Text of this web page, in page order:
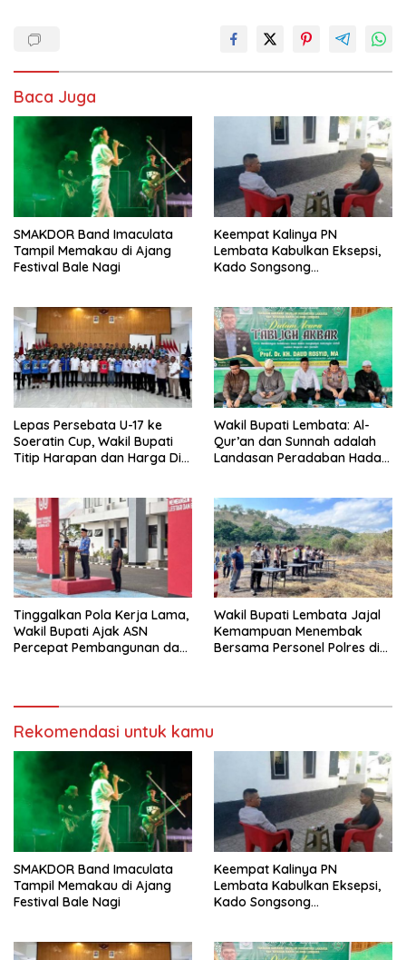
Baca Juga
SMAKDOR Band Imaculata
Tampil Memakau di Ajang
Festival Bale Nagi
Keempat Kalinya PN
Lembata Kabulkan Eksepsi,
Kado Songsong
Lepas Persebata U-17 ke
Soeratin Cup, Wakil Bupati
Titip Harapan dan Harga Diri
Wakil Bupati Lembata: Al-
Qur’an dan Sunnah adalah
Landasan Peradaban Hadapi
Tinggalkan Pola Kerja Lama,
Wakil Bupati Ajak ASN
Percepat Pembangunan dan
Wakil Bupati Lembata Jajal
Kemampuan Menembak
Bersama Personel Polres di
Rekomendasi untuk kamu
SMAKDOR Band Imaculata
Tampil Memakau di Ajang
Festival Bale Nagi
Keempat Kalinya PN
Lembata Kabulkan Eksepsi,
Kado Songsong